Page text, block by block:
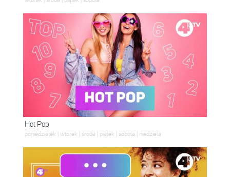
Hot Pop
poniedziałek | wtorek | środa | piątek | sobota | niedziela